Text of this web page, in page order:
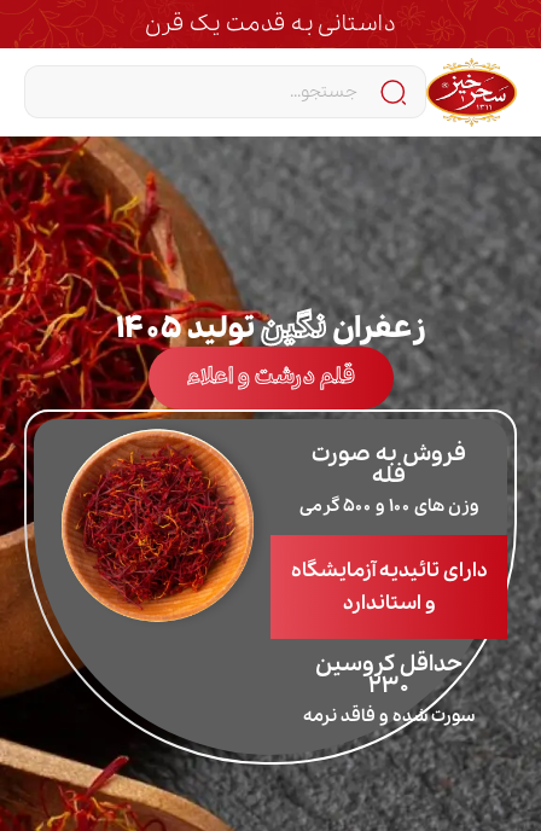
داستانی به قدمت یک قرن
زعفراننگینتولید ۱۴۰۵
قلم درشت و اعلاء
فروش به صورت
فله
وزن های ۱۰۰ و ۵۰۰ گرمی
دارای تائیدیه آزمایشگاه
و استاندارد
حداقل کروسین
۲۳۰
سورت شده و فاقد نرمه